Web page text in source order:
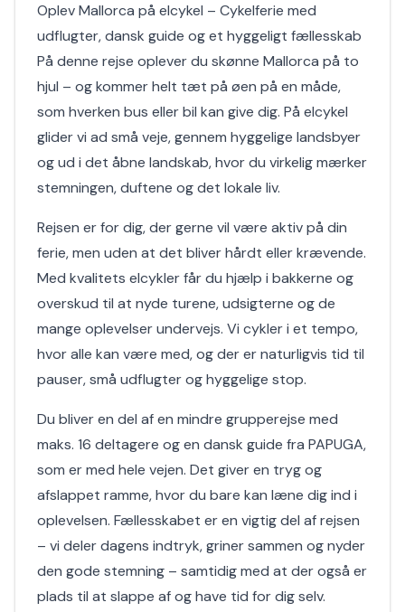
Oplev Mallorca på elcykel – Cykelferie med
udflugter, dansk guide og et hyggeligt fællesskab
På denne rejse oplever du skønne Mallorca på to
hjul – og kommer helt tæt på øen på en måde,
som hverken bus eller bil kan give dig. På elcykel
glider vi ad små veje, gennem hyggelige landsbyer
og ud i det åbne landskab, hvor du virkelig mærker
stemningen, duftene og det lokale liv.
Rejsen er for dig, der gerne vil være aktiv på din
ferie, men uden at det bliver hårdt eller krævende.
Med kvalitets elcykler får du hjælp i bakkerne og
overskud til at nyde turene, udsigterne og de
mange oplevelser undervejs. Vi cykler i et tempo,
hvor alle kan være med, og der er naturligvis tid til
pauser, små udflugter og hyggelige stop.
Du bliver en del af en mindre grupperejse med
maks. 16 deltagere og en dansk guide fra PAPUGA,
som er med hele vejen. Det giver en tryg og
afslappet ramme, hvor du bare kan læne dig ind i
oplevelsen. Fællesskabet er en vigtig del af rejsen
– vi deler dagens indtryk, griner sammen og nyder
den gode stemning – samtidig med at der også er
plads til at slappe af og have tid for dig selv.